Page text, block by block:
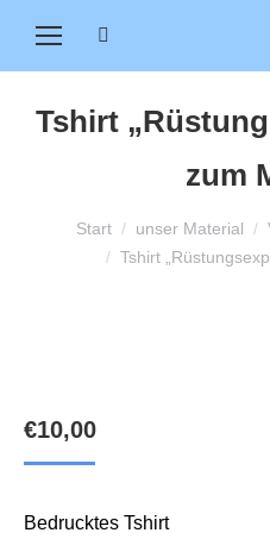
Search:
Tshirt
zum
Sie befinden sich hier:
Start unser Material
Tshirt
€10,00
Bedrucktes Tshirt